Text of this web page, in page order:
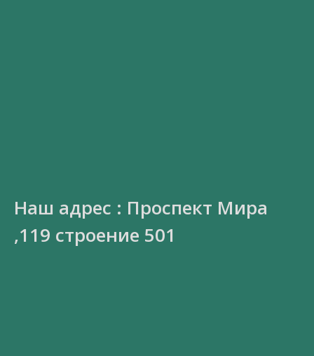
Наш адрес : Проспект Мира
,119 строение 501